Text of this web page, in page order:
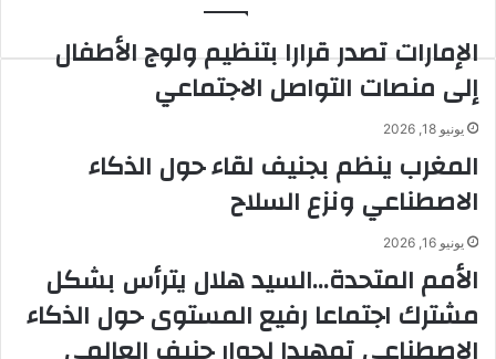
الإمارات تصدر قرارا بتنظيم ولوج الأطفال
إلى منصات التواصل الاجتماعي
يونيو 18, 2026
المغرب ينظم بجنيف لقاء حول الذكاء
الاصطناعي ونزع السلاح
يونيو 16, 2026
الأمم المتحدة…السيد هلال يترأس بشكل
مشترك اجتماعا رفيع المستوى حول الذكاء